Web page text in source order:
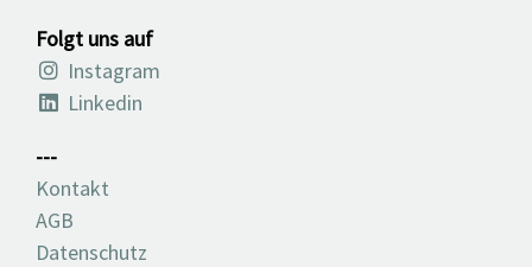
Folgt uns auf
Instagram
Linkedin
---
Kontakt
AGB
Datenschutz